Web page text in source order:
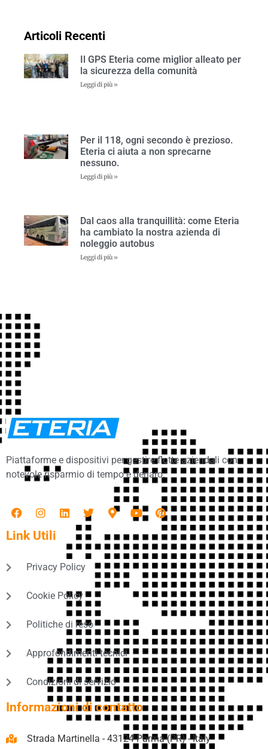
Articoli Recenti
Il GPS Eteria come miglior alleato per
la sicurezza della comunità
Leggi di più »
Per il 118, ogni secondo è prezioso.
Eteria ci aiuta a non sprecarne
nessuno.
Leggi di più »
Dal caos alla tranquillità: come Eteria
ha cambiato la nostra azienda di
noleggio autobus
Leggi di più »
Piattaforme e dispositivi per gestire flotte aziendali con
notevole risparmio di tempo e denaro.
Link Utili
Privacy Policy
Cookie Policy
Politiche di reso
Approfondimenti tecnici
Condizioni di servizio
Informazioni di contatto
Strada Martinella - 43124 Parma (PR) - Italy